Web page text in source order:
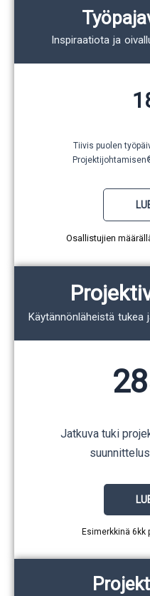
Inspiraatiota ja
Tiivis puolen
Osallistujien
Käytännönläheistä tukea
Jatkuva tuki
Esimerkkinä 6kk